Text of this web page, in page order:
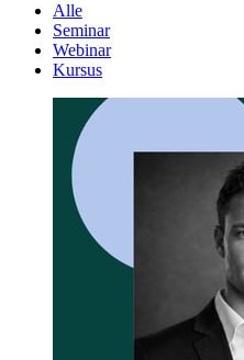
Alle
Seminar
Webinar
Kursus